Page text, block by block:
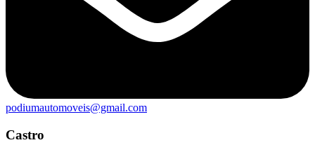
podiumautomoveis@gmail.com
Castro